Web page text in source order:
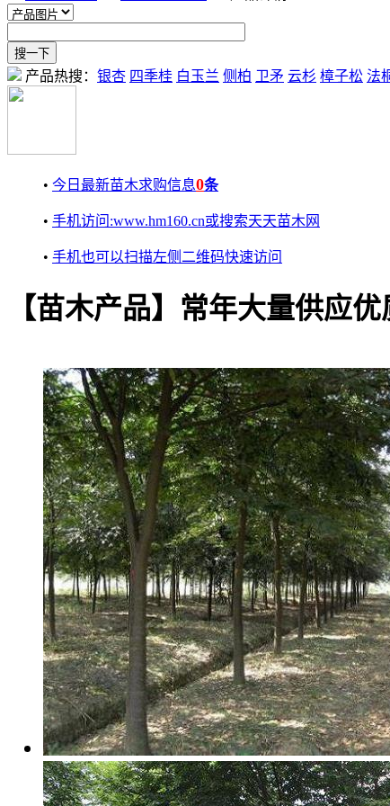
产品热搜： 银杏 四季桂 白玉兰 侧柏 卫矛 云杉 樟子松 法
• 今日最新苗木求购信息0条
• 手机访问:www.hm160.cn或搜索天天苗木网
• 手机也可以扫描左侧二维码快速访问
【苗木产品】常年大量供应